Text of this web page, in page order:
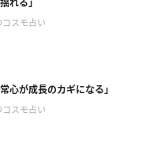
コスモ占い
心が成長のカギになる」
コスモ占い